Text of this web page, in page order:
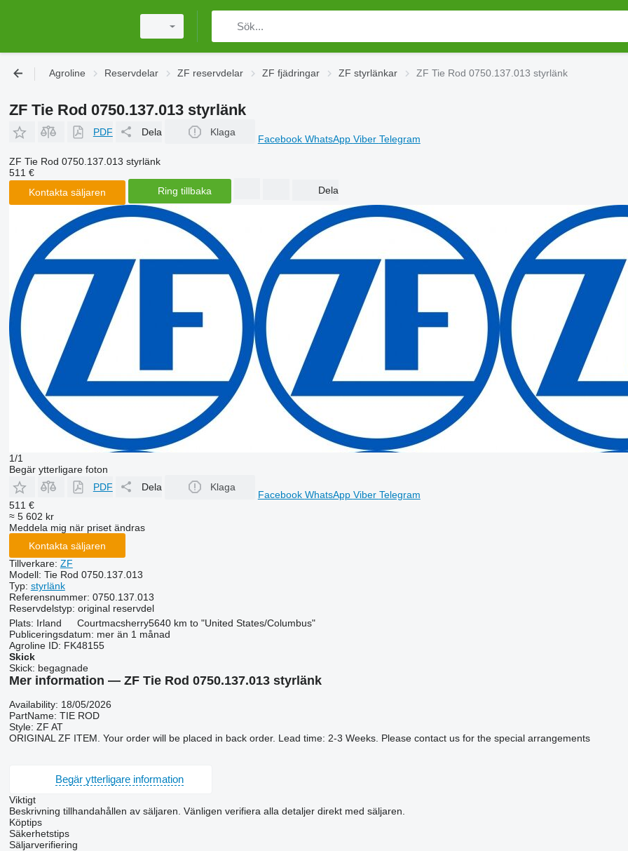
Agroline Reservdelar ZF reservdelar ZF fjädringar ZF styrlänkar ZF Tie Rod 0750.137.013 styrlänk
ZF Tie Rod 0750.137.013 styrlänk
PDF Dela Klaga
Facebook WhatsApp Viber Telegram
ZF Tie Rod 0750.137.013 styrlänk
511 €
Kontakta säljaren
Ring tillbaka Dela
1/1
Begär ytterligare foton
PDF
Dela Klaga
Facebook WhatsApp Viber Telegram
511 €
≈ 5 602 kr
Meddela mig när priset ändras
Kontakta säljaren
Tillverkare: ZF
Modell: Tie Rod 0750.137.013
Typ: styrlänk
Referensnummer: 0750.137.013
Reservdelstyp: original reservdel
Plats: Irland Courtmacsherry5640 km to "United States/Columbus"
Publiceringsdatum: mer än 1 månad
Agroline ID: FK48155
Skick
Skick: begagnade
Mer information — ZF Tie Rod 0750.137.013 styrlänk
Availability: 18/05/2026
PartName: TIE ROD
Style: ZF AT
ORIGINAL ZF ITEM. Your order will be placed in back order. Lead time: 2-3 Weeks. Please contact us for the special arrangements
Begär ytterligare information
Viktigt
Beskrivning tillhandahållen av säljaren. Vänligen verifiera alla detaljer direkt med säljaren.
Köptips
Säkerhetstips
Säljarverifiering